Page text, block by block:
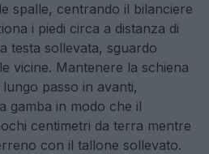
spalle, centrando il bilanciere
i piedi circa a distanza di
testa sollevata, sguardo
vicine. Mantenere la schiena
passo in avanti,
gamba in modo che il
centimetri da terra mentre
con il tallone sollevato.